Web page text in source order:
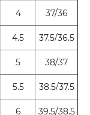
4
37/36
4.5
37.5/36.5
5
38/37
5.5
38.5/37.5
6
39.5/38.5